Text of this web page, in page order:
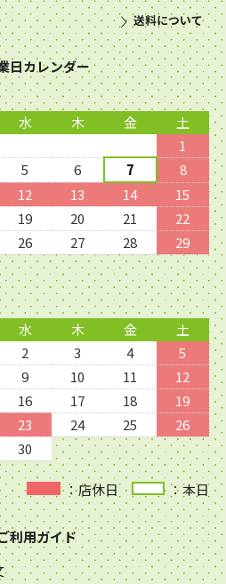
送料について
日カレンダー
水 木 金
土
1
5 6 7
8
12 13 14
15
19 20 21
22
26 27 28
29
水 木 金
土
2 3 4
5
9 10 11
12
16 17 18
19
23 24 25
26
30
：店休日 ：本日
利用ガイド